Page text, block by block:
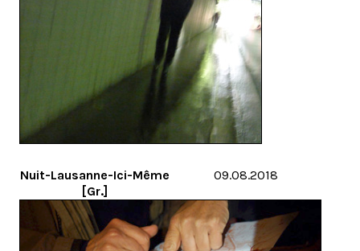
Nuit-Lausanne-Ici-Même
[Gr.]
09.08.2018